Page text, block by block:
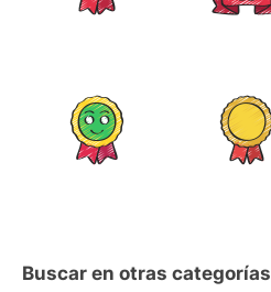
Buscar en otras categorías